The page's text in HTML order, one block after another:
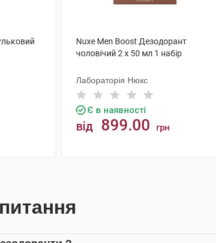
Nuxe Men Boost Дезодорант
чоловічий 2 х 50 мл 1 набір
Лабораторія Нюкс
Є в наявності
від 899.00 грн